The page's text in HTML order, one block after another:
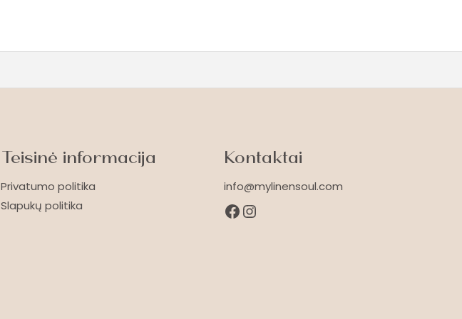
Teisinė informacija
Privatumo politika
Slapukų politika
Kontaktai
info@mylinensoul.com
Facebook
Instagram